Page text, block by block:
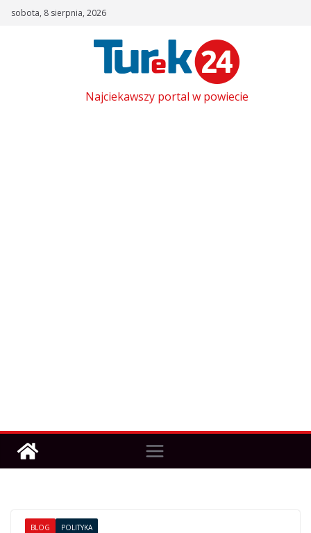
Skipsobota, 8 sierpnia, 2026
Najciekawszy portal w powiecie
BLOG POLITYKA